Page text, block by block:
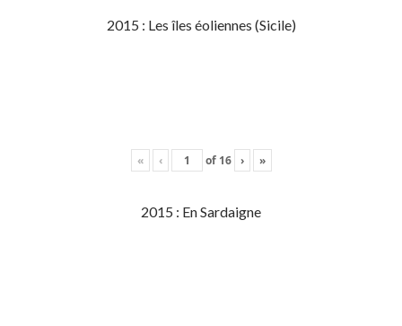
2015 : Les îles éoliennes (Sicile)
« ‹ of 16 › »
2015 : En Sardaigne